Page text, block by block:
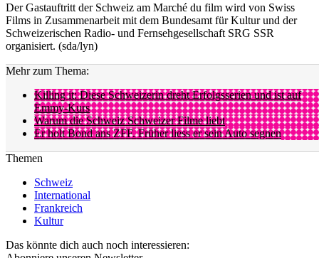
Der Gastauftritt der Schweiz am Marché du film wird von Swiss
Films in Zusammenarbeit mit dem Bundesamt für Kultur und der
Schweizerischen Radio- und Fernsehgesellschaft SRG SSR
organisiert. (sda/lyn)
Mehr zum Thema:
Killing it: Diese Schweizerin dreht Erfolgsserien und ist auf
Emmy-Kurs
Warum die Schweiz Schweizer Filme liebt
Er holt Bond ans ZFF. Früher liess er sein Auto segnen
Themen
Schweiz
International
Frankreich
Kultur
Das könnte dich auch noch interessieren: